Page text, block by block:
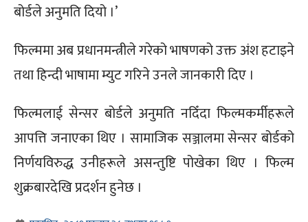
बोर्डले अनुमति दियो ।’
फिल्ममा अब प्रधानमन्त्रीले गरेको भाषणको उक्त अंश हटाइने
तथा हिन्दी भाषामा म्युट गरिने उनले जानकारी दिए ।
फिल्मलाई सेन्सर बोर्डले अनुमति नदिँदा फिल्मकर्मीहरूले
आपत्ति जनाएका थिए । सामाजिक सञ्जालमा सेन्सर बोर्डको
निर्णयविरुद्ध उनीहरूले असन्तुष्टि पोखेका थिए । फिल्म
शुक्रबारदेखि प्रदर्शन हुनेछ ।